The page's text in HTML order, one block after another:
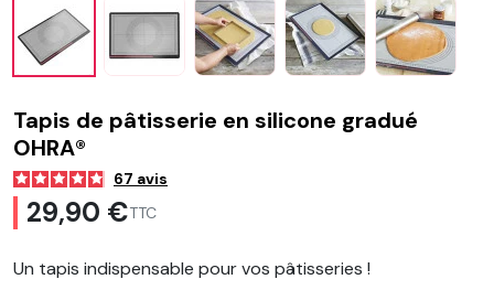
Tapis de pâtisserie en silicone gradué
OHRA®
67 avis
29,90 €TTC
Un tapis indispensable pour vos pâtisseries !